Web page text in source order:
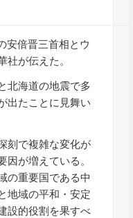
安倍晋三首相とウ
社が伝えた。
北海道の地震で多
出たことに見舞い
刻で複雑な変化が
因が増えている。
の重要国である中
地域の平和・安定
設的役割を果すべ